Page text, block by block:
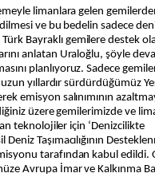
limanlara gelen
ve bu bedelin sadece
Bayraklı gemilere destek
anlatan Uraloğlu, şöyle
planlıyoruz. Sadece
yıllardır sürdürdüğümüz
emisyon salınımının
üzere gemilerimizde ve
teknolojiler için ‘Denizcilikte
Taşımacılığının
tarafından kabul edildi.
Avrupa İmar ve Kalkınma